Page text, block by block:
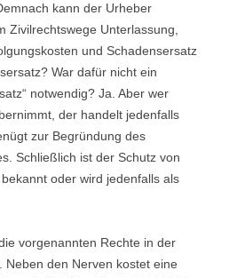
kann der Urheber
Zivilrechtswege Unterlassung,
und Schadensersatz
War dafür nicht ein
notwendig? Ja. Aber wer
der handelt jedenfalls
zur Begründung des
Schließlich ist der Schutz von
oder wird jedenfalls als
vorgenannten Rechte in der
. Neben den Nerven kostet eine